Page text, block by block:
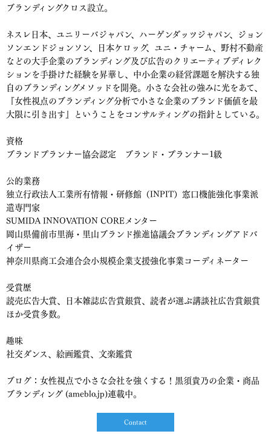
ブランディングクロス設立。
ネスレ日本、ユニリーバジャパン、ハーゲンダッツジャパン、ジョン
ソンエンドジョンソン、日本ケロッグ、ユニ・チャーム、野村不動産
などの大手企業のブランディング及び広告のクリエーティブディレク
ションを手掛けた経験を昇華し、中小企業の経営課題を解決する独
自のブランディングメソッドを開発。小さな会社の強みに光をあて、
『女性視点のブランディング分析で小さな企業のブランド価値を最
大限に引き出す』ということをコンサルティングの指針としている。
資格
ブランドプランナー協会認定 ブランド・プランナー1級
公的業務
独立行政法人工業所有情報・研修館（INPIT）窓口機能強化事業派
遣専門家
SUMIDA INNOVATION COREメンター
岡山県備前市里海・里山ブランド推進協議会ブランディングアドバ
イザー
神奈川県商工会連合会小規模企業支援強化事業コーディネーター
受賞歴
読売広告大賞、日本雑誌広告賞銀賞、読者が選ぶ講談社広告賞銀賞
ほか受賞多数。
趣味
社交ダンス、絵画鑑賞、文楽鑑賞
ブログ：女性視点で小さな会社を強くする！黒須貴乃の企業・商品
ブランディング (ameblo.jp)連載中。
Contact